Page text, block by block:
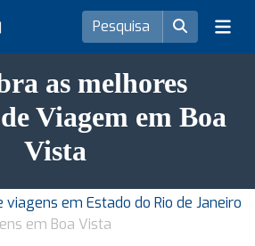
as melhores
Viagem em Boa
Vista
viagens em Estado do Rio de Janeiro
em Boa Vista